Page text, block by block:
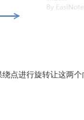
点进行旋转让这两